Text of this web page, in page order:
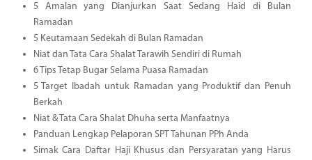
5 Amalan yang Dianjurkan Saat Sedang Haid di Bulan
Ramadan
5 Keutamaan Sedekah di Bulan Ramadan
Niat dan Tata Cara Shalat Tarawih Sendiri di Rumah
6 Tips Tetap Bugar Selama Puasa Ramadan
5 Target Ibadah untuk Ramadan yang Produktif dan Penuh
Berkah
Niat & Tata Cara Shalat Dhuha serta Manfaatnya
Panduan Lengkap Pelaporan SPT Tahunan PPh Anda
Simak Cara Daftar Haji Khusus dan Persyaratan yang Harus